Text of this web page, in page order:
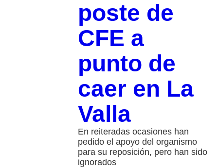
poste de
CFE a
punto de
caer en La
Valla
En reiteradas ocasiones han
pedido el apoyo del organismo
para su reposición, pero han sido
ignorados